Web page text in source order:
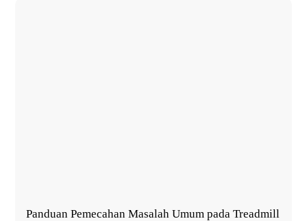
Panduan Pemecahan Masalah Umum pada Treadmill